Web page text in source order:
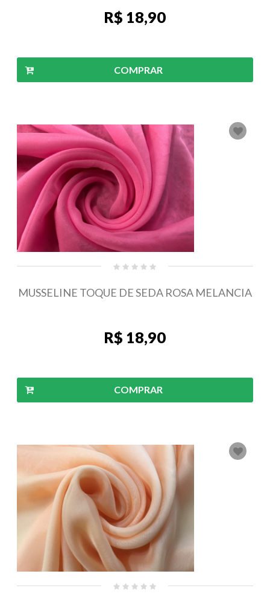
R$ 18,90
COMPRAR
MUSSELINE TOQUE DE SEDA ROSA MELANCIA
R$ 18,90
COMPRAR